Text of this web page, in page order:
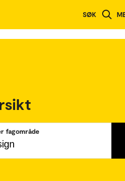
SØK
fagområde